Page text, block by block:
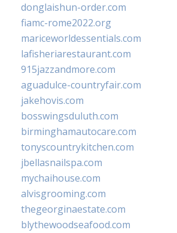
donglaishun-order.com
fiamc-rome2022.org
mariceworldessentials.com
lafisheriarestaurant.com
915jazzandmore.com
aguadulce-countryfair.com
jakehovis.com
bosswingsduluth.com
birminghamautocare.com
tonyscountrykitchen.com
jbellasnailspa.com
mychaihouse.com
alvisgrooming.com
thegeorginaestate.com
blythewoodseafood.com